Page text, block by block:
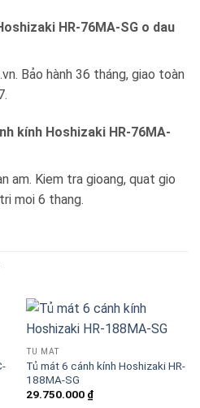
HR-76MA-SG o dau
Bảo hành 36 tháng, giao toàn
kính Hoshizaki HR-76MA-
am. Kiem tra gioang, quat gio
moi 6 thang.
TỦ MÁT
Tủ mát 6 cánh kính Hoshizaki HR-
188MA-SG
29.750.000 ₫